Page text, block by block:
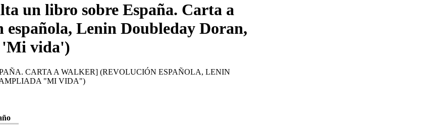
un libro sobre España. Carta a
Lenin Doubleday Doran,
'Mi vida')
CARTA A WALKER] (REVOLUCIÓN ESPAÑOLA, LENIN
"MI VIDA")